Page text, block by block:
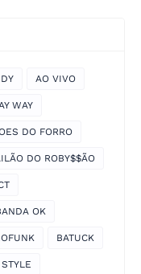
AO VIVO
WAY
DO FORRO
DO ROBY$$ÃO
OK
BATUCK